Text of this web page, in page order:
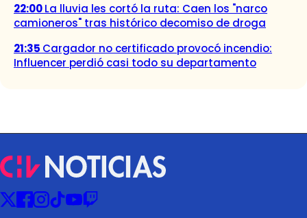
22:00La lluvia les cortó la ruta: Caen los "narco
camioneros" tras histórico decomiso de droga
21:35 Cargador no certificado provocó incendio:
Influencer perdió casi todo su departamento